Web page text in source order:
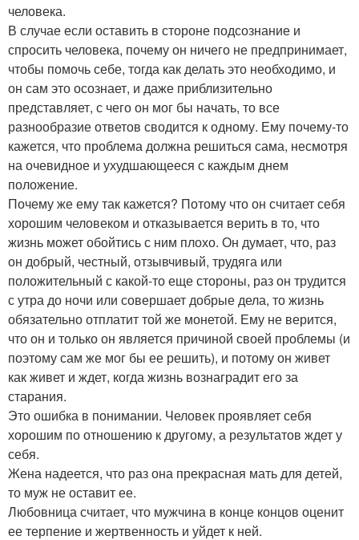
человека.
В случае если оставить в стороне подсознание и
спросить человека, почему он ничего не предпринимает,
чтобы помочь себе, тогда как делать это необходимо, и
он сам это осознает, и даже приблизительно
представляет, с чего он мог бы начать, то все
разнообразие ответов сводится к одному. Ему почему-то
кажется, что проблема должна решиться сама, несмотря
на очевидное и ухудшающееся с каждым днем
положение.
Почему же ему так кажется? Потому что он считает себя
хорошим человеком и отказывается верить в то, что
жизнь может обойтись с ним плохо. Он думает, что, раз
он добрый, честный, отзывчивый, трудяга или
положительный с какой-то еще стороны, раз он трудится
с утра до ночи или совершает добрые дела, то жизнь
обязательно отплатит той же монетой. Ему не верится,
что он и только он является причиной своей проблемы (и
поэтому сам же мог бы ее решить), и потому он живет
как живет и ждет, когда жизнь вознаградит его за
старания.
Это ошибка в понимании. Человек проявляет себя
хорошим по отношению к другому, а результатов ждет у
себя.
Жена надеется, что раз она прекрасная мать для детей,
то муж не оставит ее.
Любовница считает, что мужчина в конце концов оценит
ее терпение и жертвенность и уйдет к ней.